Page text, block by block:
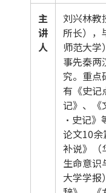
主
讲
人
刘兴林教
所长），
师范大学
事先秦两
究。重点
有《史
记》、《
·史记》
论文10
补说》（
生命意识
大学学报